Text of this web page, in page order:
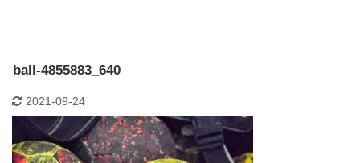
ball-4855883_640
2021-09-24